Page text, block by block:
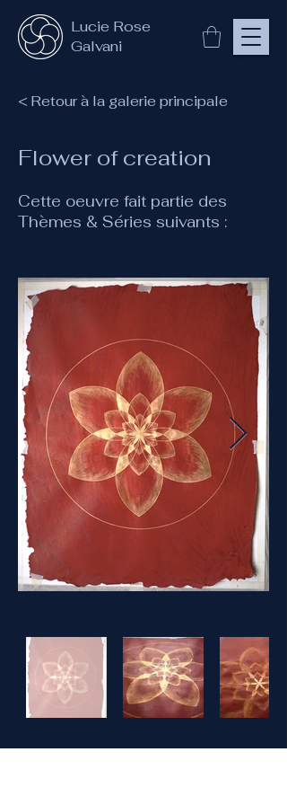
Lucie Rose
Galvani
< Retour à la galerie principale
Flower of creation
Cette oeuvre fait partie des
Thèmes & Séries suivants :